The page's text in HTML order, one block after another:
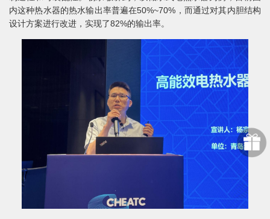
内这种热水器的热水输出率普遍在50%~70%，而通过对其内胆结构
设计方案进行改进，实现了82%的输出率。